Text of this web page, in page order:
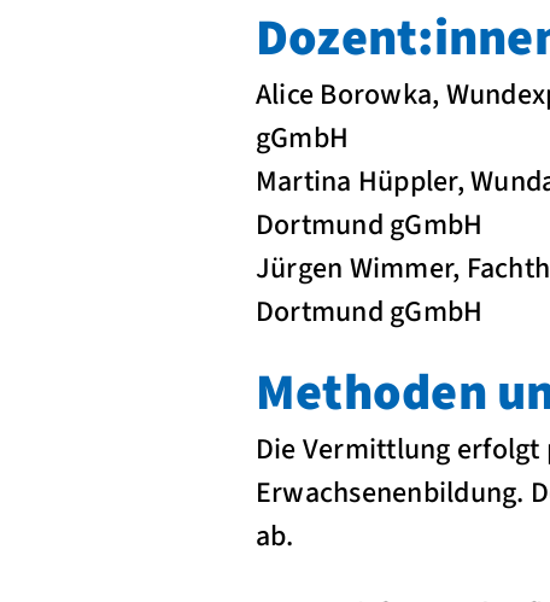
Alice Borowka,
gGmbH
Martina Hüppler,
Dortmund gGmbH
Jürgen Wimmer,
Dortmund gGmbH
Methoden
Die Vermittlung erfolgt
Erwachsenenbildung.
ab.